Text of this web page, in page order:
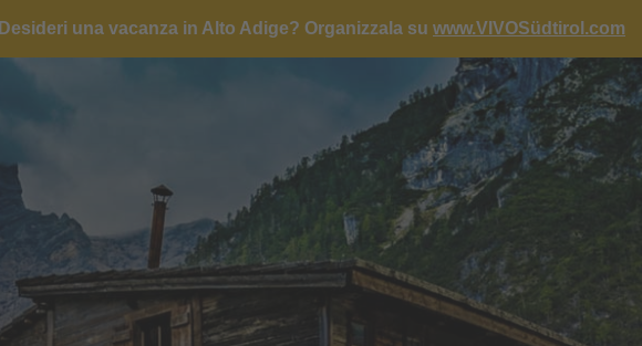
Desideri una vacanza in Alto Adige? Organizzala su www.VIVOSüdtirol.com